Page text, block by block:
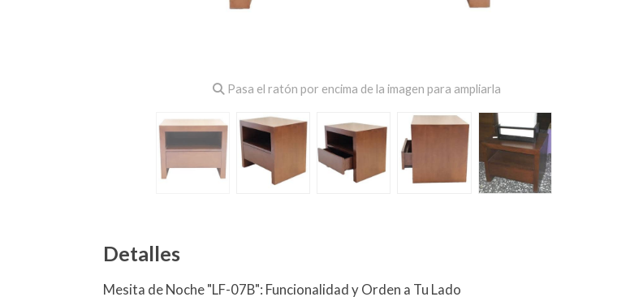
Pasa el ratón por encima de la imagen para ampliarla
Detalles
Mesita de Noche "LF-07B": Funcionalidad y Orden a Tu Lado